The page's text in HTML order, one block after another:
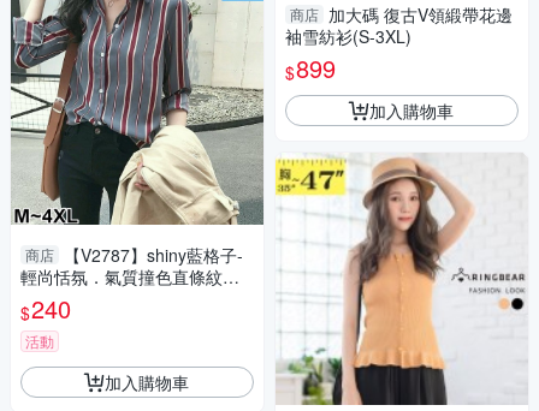
商店
【V2787】shiny藍格子-
輕尚恬氛．氣質撞色直條紋長
袖襯衫上衣
$240
活動
加入購物車
商店 加大碼 復古V領緞帶花邊
袖雪紡衫(S-3XL)
$899
加入購物車